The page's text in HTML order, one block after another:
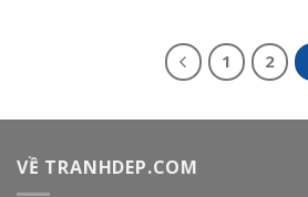
1 2
VỀ TRANHDEP.COM